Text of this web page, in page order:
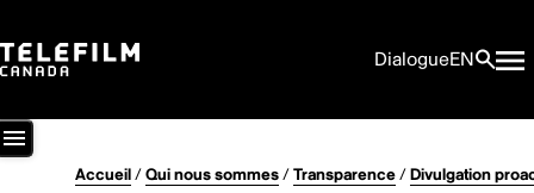
DialogueEN
Accueil/Qui nous sommes/Transparence/Divulgation